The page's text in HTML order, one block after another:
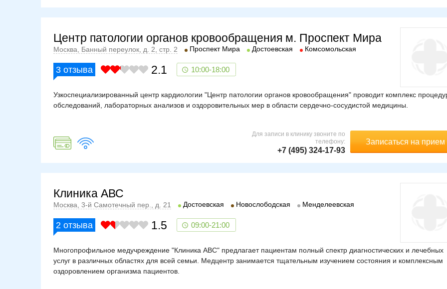
Центр патологии органов кровообращения м. Проспект Мира
Москва, Банный переулок, д. 2, стр. 2 Проспект Мира Достоевская Комсомольская
3 отзыва 2.1 10:00-18:00
Узкоспециализированный центр кардиологии "Центр патологии органов кровообращения" проводит комплекс
обследований, лабораторных анализов и оздоровительных мер в области сердечно-сосудистой медицины.
Записаться на прием
Для записи в клинику звоните по
телефону:
+7 (495) 324-17-93
Клиника АВС
Москва, 3-й Самотечный пер., д. 21 Достоевская Новослободская Менделеевская
2 отзыва 1.5 09:00-21:00
Многопрофильное медучреждение "Клиника АВС" предлагает пациентам полный спектр диагностических и лечебных
услуг в различных областях для всей семьи. Медцентр занимается тщательным изучением состояния и комплексным
оздоровлением организма пациентов.